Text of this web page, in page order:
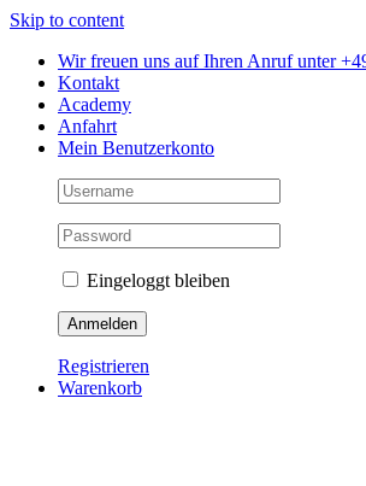
Skip to content
Wir freuen uns auf Ihren Anruf unter
Kontakt
Academy
Anfahrt
Mein Benutzerkonto
Eingeloggt bleiben
Registrieren
Warenkorb